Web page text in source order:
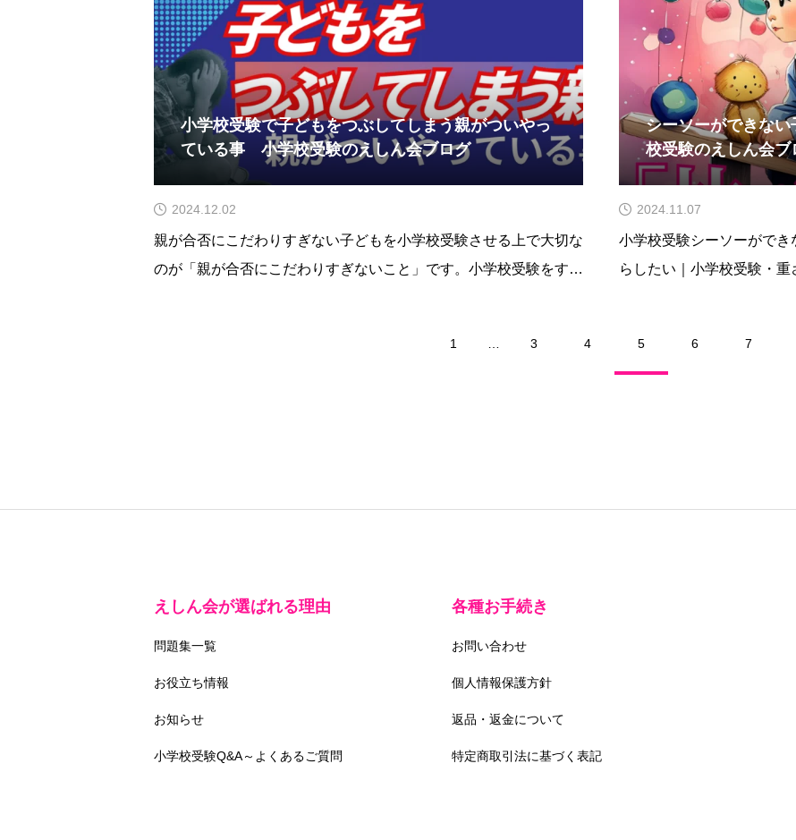
小学校受験で子どもをつぶしてしまう親がついやっ
ている事 小学校受験のえしん会ブログ
2024.12.02
親が合否にこだわりすぎない子どもを小学校受験させる上で大切な
のが「親が合否にこだわりすぎないこと」です。小学校受験をする
シーソーができな
校受験のえしん会ブ
2024.11.07
小学校受験シーソーがで
らしたい｜小学校受験・
1 3 4 5 6 7
えしん会が選ばれる理由
問題集一覧
お役立ち情報
お知らせ
小学校受験Q&A～よくあるご質問
各種お手続き
お問い合わせ
個人情報保護方針
返品・返金について
特定商取引法に基づく表記